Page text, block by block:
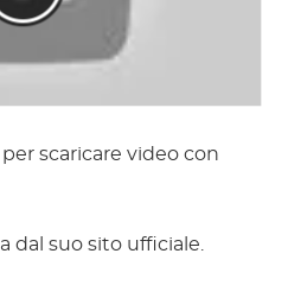
scaricare video con
dal suo sito ufficiale.